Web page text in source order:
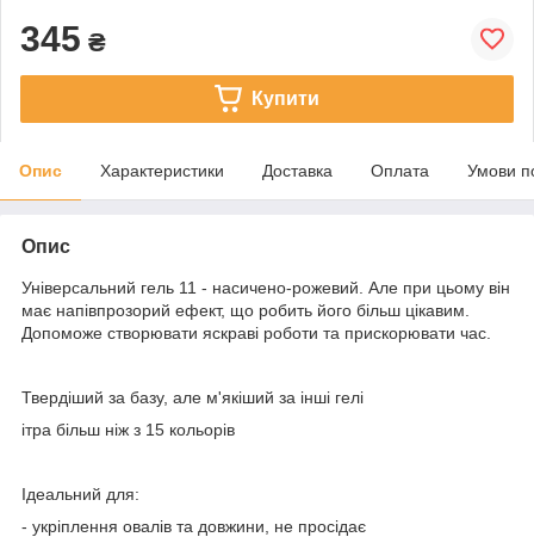
345 ₴
Купити
Опис Характеристики Доставка Оплата Умови
Опис
Універсальний гель 11 - насичено-рожевий. Але при цьому він
має напівпрозорий ефект, що робить його більш цікавим.
Допоможе створювати яскраві роботи та прискорювати час.
Твердіший за базу, але м'якіший за інші гелі
ітра більш ніж з 15 кольорів
Ідеальний для:
- укріплення овалів та довжини, не просідає